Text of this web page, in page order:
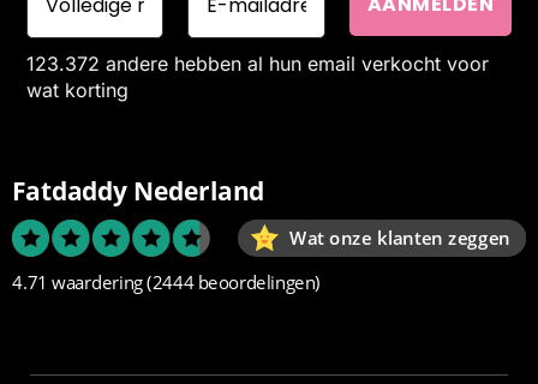
123.372 andere hebben al hun email verkocht voor
wat korting
Fatdaddy Nederland
Wat onze klanten zeggen
4.71 waardering(2444 beoordelingen)